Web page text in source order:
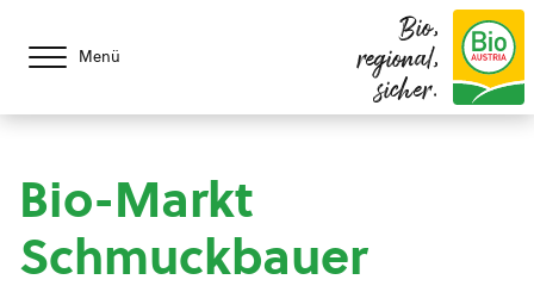
Menü
Bio,
regional,
sicher.
Bio-Markt
Schmuckbauer